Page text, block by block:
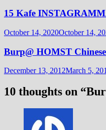
15 Kafe
October 14, 2020October 14,
Burp@ HOMST
December 13, 2012March 5,
10 thoughts on “